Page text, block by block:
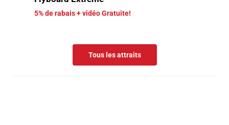
5% de rabais + vidéo Gratuite!
Tous les attraits